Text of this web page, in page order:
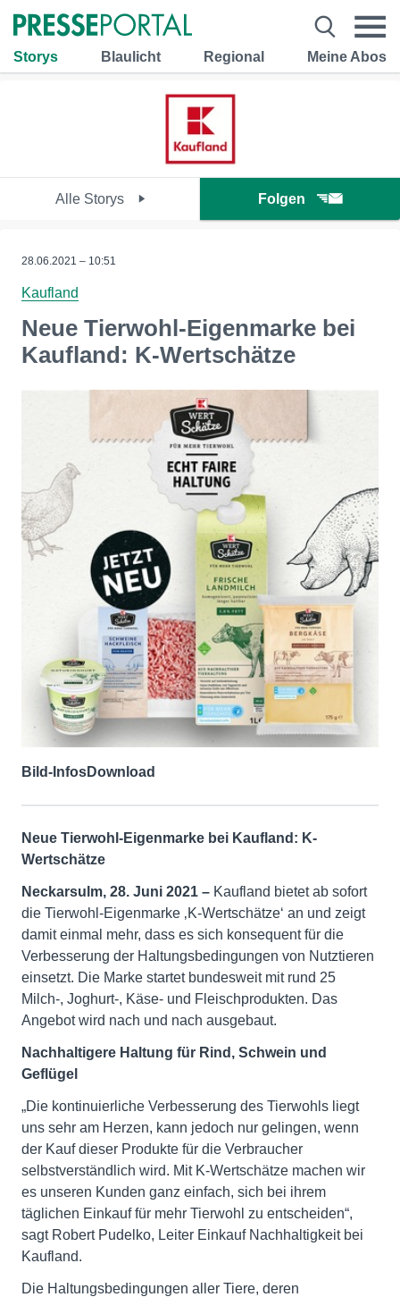
Storys Blaulicht Regional Meine Abos
Alle Storys Folgen
28.06.2021 – 10:51
Kaufland
Neue Tierwohl-Eigenmarke bei
Kaufland: K-Wertschätze
Bild-InfosDownload
Neue Tierwohl-Eigenmarke bei Kaufland: K-
Wertschätze
Neckarsulm, 28. Juni 2021 – Kaufland bietet ab sofort
die Tierwohl-Eigenmarke ‚K-Wertschätze‘ an und zeigt
damit einmal mehr, dass es sich konsequent für die
Verbesserung der Haltungsbedingungen von Nutztieren
einsetzt. Die Marke startet bundesweit mit rund 25
Milch-, Joghurt-, Käse- und Fleischprodukten. Das
Angebot wird nach und nach ausgebaut.
Nachhaltigere Haltung für Rind, Schwein und
Geflügel
„Die kontinuierliche Verbesserung des Tierwohls liegt
uns sehr am Herzen, kann jedoch nur gelingen, wenn
der Kauf dieser Produkte für die Verbraucher
selbstverständlich wird. Mit K-Wertschätze machen wir
es unseren Kunden ganz einfach, sich bei ihrem
täglichen Einkauf für mehr Tierwohl zu entscheiden“,
sagt Robert Pudelko, Leiter Einkauf Nachhaltigkeit bei
Kaufland.
Die Haltungsbedingungen aller Tiere, deren